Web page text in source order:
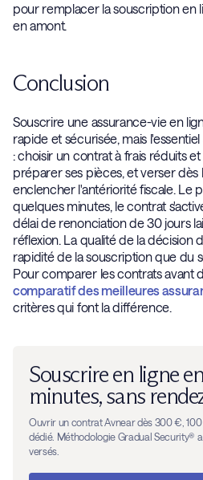
pour remplacer la souscription en
en amont.
Conclusion
Souscrire une assurance-vie en
rapide et sécurisée, mais
: choisir un contrat à frais réduits
préparer ses pièces, et verser
enclencher l'antériorité fiscale. Le
quelques minutes, le contrat
délai de renonciation de 30 jours
réflexion. La qualité de la décision
rapidité de la souscription que du
Pour comparer les contrats avant
comparatif des meilleures
critères qui font la différence.
Souscrire en ligne
minutes, sans
Ouvrir un contrat Avnear dès 300 €,
dédié. Méthodologie Gradual Security®
versés.